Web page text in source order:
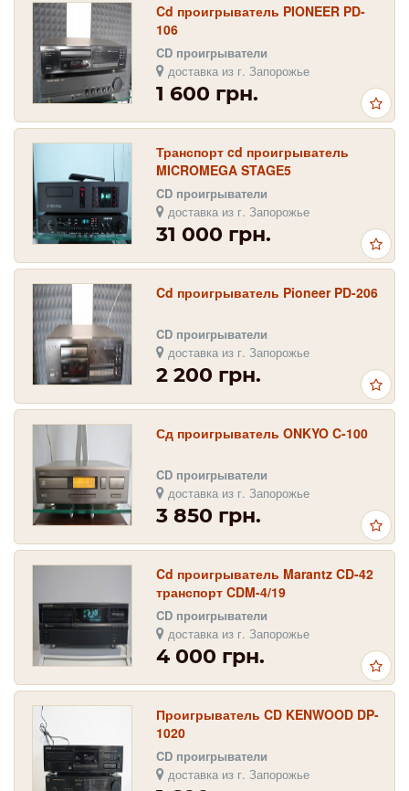
Cd проигрыватель PIONEER PD-
106
CD проигрыватели
доставка из г. Запорожье
1 600 грн.
Транспорт cd проигрыватель
MICROMEGA STAGE5
CD проигрыватели
доставка из г. Запорожье
31 000 грн.
Cd проигрыватель Pioneer PD-206
CD проигрыватели
доставка из г. Запорожье
2 200 грн.
Сд проигрыватель ONKYO C-100
CD проигрыватели
доставка из г. Запорожье
3 850 грн.
Cd проигрыватель Marantz CD-42
транспорт CDM-4/19
CD проигрыватели
доставка из г. Запорожье
4 000 грн.
Проигрыватель CD KENWOOD DP-
1020
CD проигрыватели
доставка из г. Запорожье